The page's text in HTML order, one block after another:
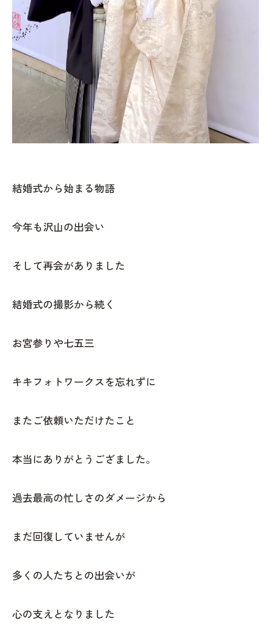
結婚式から始まる物語
今年も沢山の出会い
そして再会がありました
結婚式の撮影から続く
お宮参りや七五三
キキフォトワークスを忘れずに
またご依頼いただけたこと
本当にありがとうござました。
過去最高の忙しさのダメージから
まだ回復していませんが
多くの人たちとの出会いが
心の支えとなりました